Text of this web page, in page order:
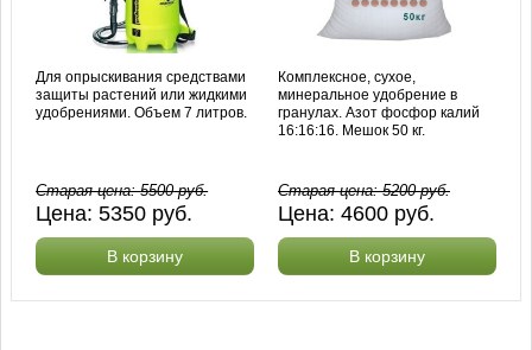
Для опрыскивания средствами
защиты растений или жидкими
удобрениями. Объем 7 литров.
Старая цена:5500руб.
Цена:5350 руб.
В корзину
Комплексное, сухое,
минеральное удобрение в
гранулах. Азот фосфор калий
16:16:16. Мешок 50 кг.
Старая цена:5200руб.
Цена: 4600 руб.
В корзину